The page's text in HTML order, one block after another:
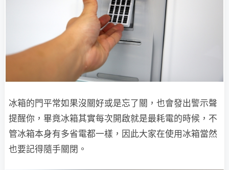
冰箱的門平常如果沒關好或是忘了關，也會發出警示聲
提醒你，畢竟冰箱其實每次開啟就是最耗電的時候，不
管冰箱本身有多省電都一樣，因此大家在使用冰箱當然
也要記得隨手關閉。